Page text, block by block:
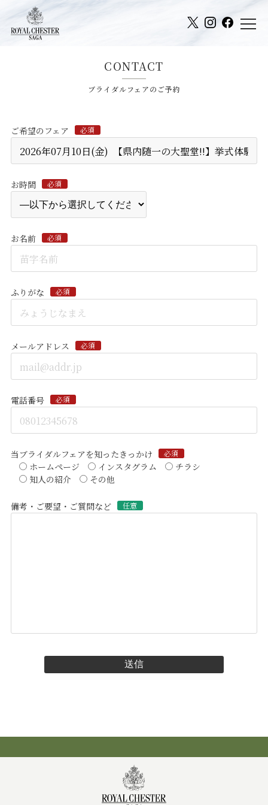
CONTACT
ブライダルフェアのご予約
ご希望のフェア 必須
お時間 必須
お名前 必須
ふりがな 必須
メールアドレス 必須
電話番号 必須
当ブライダルフェアを知ったきっかけ 必須
ホームページ インスタグラム
チラシ
知人の紹介
その他
備考・ご要望・ご質問など 任意